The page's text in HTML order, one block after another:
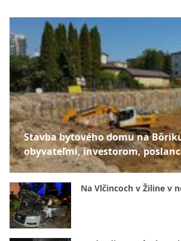
Stavba bytového domu na
obyvateľmi, investorom,
Na Vlčincoch v Žiline v